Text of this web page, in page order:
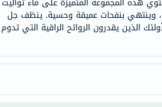
قلب خشبي ناعم، وينتهي بنفحات عميقة وحسية. ينظف جل
الذين يقدرون الروائح الراقية التي تدوم